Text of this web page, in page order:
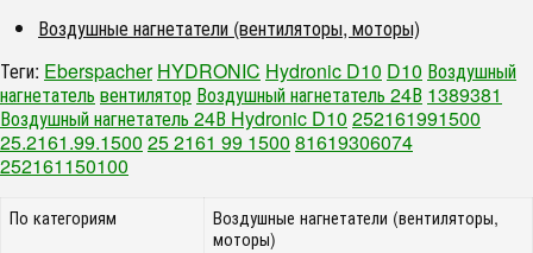
Воздушные нагнетатели (вентиляторы, моторы)
Теги: Eberspacher HYDRONIC Hydronic D10 D10 Воздушный
нагнетатель вентилятор Воздушный нагнетатель 24В 1389381
Воздушный нагнетатель 24В Hydronic D10 252161991500
25.2161.99.1500 25 2161 99 1500 81619306074
252161150100
По категориям
Воздушные нагнетатели (вентиляторы,
моторы)